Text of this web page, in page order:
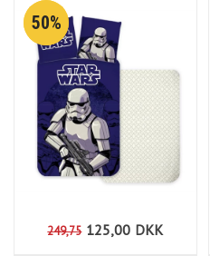
50%
249,75 125,00 DKK